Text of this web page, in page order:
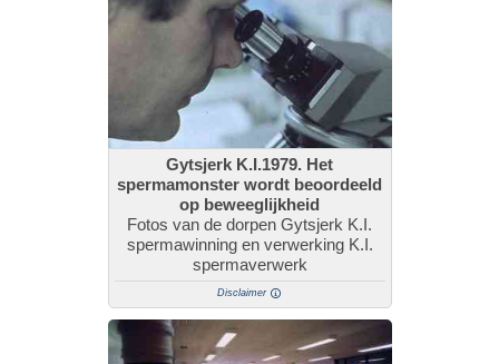
Gytsjerk K.I.1979. Het
spermamonster wordt beoordeeld
op beweeglijkheid
Fotos van de dorpen Gytsjerk K.I.
spermawinning en verwerking K.I.
spermaverwerk
Disclaimer